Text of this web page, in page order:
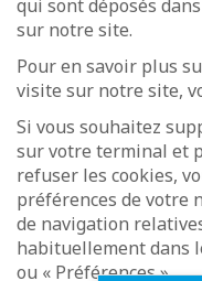
qui sont déposés
sur notre site.
Pour en savoir plus
visite sur notre site,
Si vous souhaitez
sur votre terminal et
refuser les cookies,
préférences de votre
de navigation
habituellement dans
ou « Préférences ».